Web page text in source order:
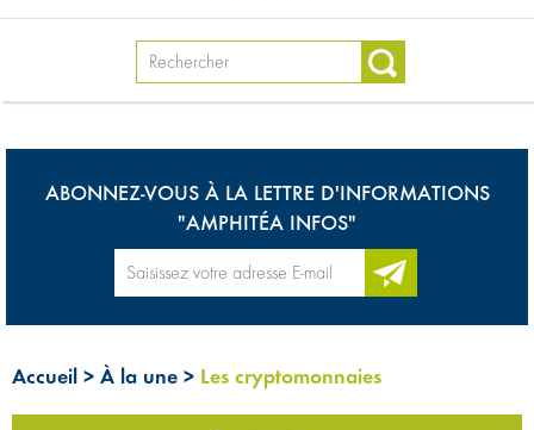
ABONNEZ-VOUS À LA LETTRE D'INFORMATIONS
"AMPHITÉA INFOS"
Accueil > À la une > Les cryptomonnaies